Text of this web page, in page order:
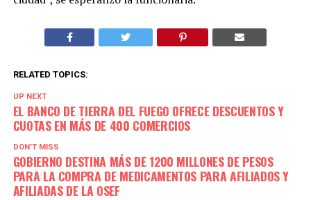
RELATED TOPICS:
UP NEXT
EL BANCO DE TIERRA DEL FUEGO OFRECE DESCUENTOS Y
CUOTAS EN MÁS DE 400 COMERCIOS
DON'T MISS
GOBIERNO DESTINA MÁS DE 1200 MILLONES DE PESOS
PARA LA COMPRA DE MEDICAMENTOS PARA AFILIADOS Y
AFILIADAS DE LA OSEF